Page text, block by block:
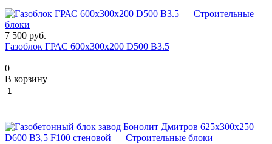
7 500 руб.
Газоблок ГРАС 600х300х200 D500 В3.5
0
В корзину